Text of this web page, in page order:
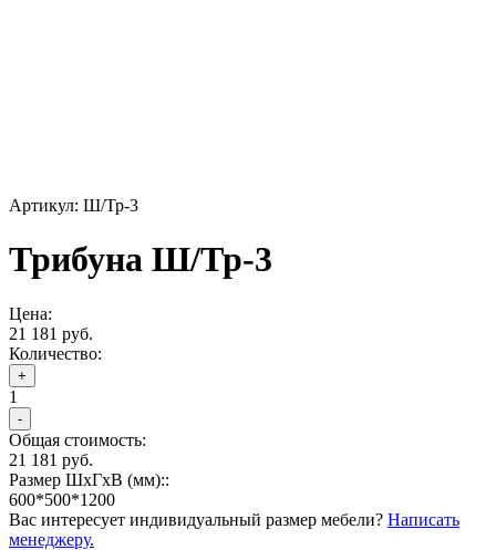
Артикул: Ш/Тр-3
Трибуна Ш/Тр-3
Цена:
21 181 руб.
Количество:
+
1
-
Общая стоимость:
21 181 руб.
Размер ШхГхВ (мм)::
600*500*1200
Вас интересует индивидуальный размер мебели? Написать
менеджеру.